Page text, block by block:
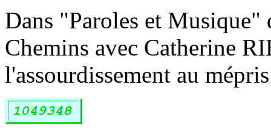
Dans "Paroles et Musique"
Chemins avec Catherine
l'assourdissement au